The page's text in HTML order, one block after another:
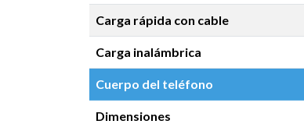
Carga rápida con cable
Carga inalámbrica
Cuerpo del teléfono
Dimensiones